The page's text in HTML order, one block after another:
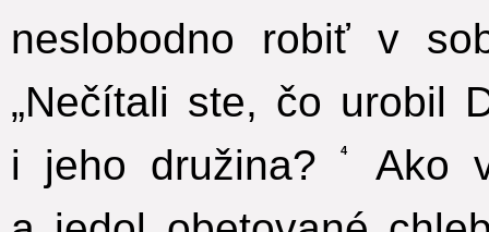
neslobodno robiť v
„Nečítali ste, čo urobil
i jeho družina?
4
Ako